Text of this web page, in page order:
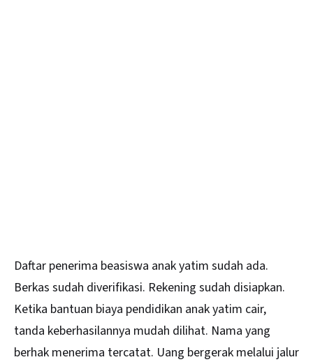
Daftar penerima beasiswa anak yatim sudah ada.
Berkas sudah diverifikasi. Rekening sudah disiapkan.
Ketika bantuan biaya pendidikan anak yatim cair,
tanda keberhasilannya mudah dilihat. Nama yang
berhak menerima tercatat. Uang bergerak melalui jalur